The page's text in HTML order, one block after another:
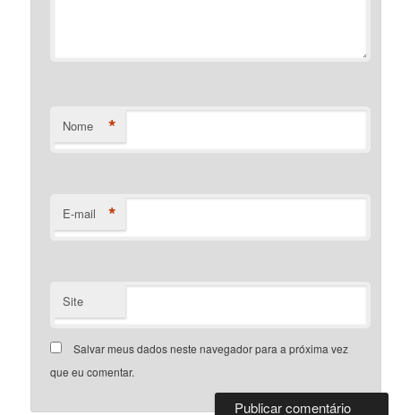
Nome *
E-mail *
Site
Salvar meus dados neste navegador para a próxima vez
que eu comentar.